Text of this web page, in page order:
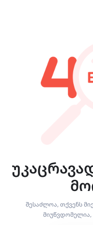
შესაძლოა, თქვენს